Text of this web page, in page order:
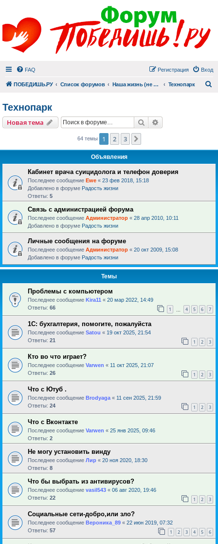
FAQ Вход
Регистрация
ПОБЕДИШЬ.РУ Список форумов Наша жизнь (не всё же о суициде!) Технопарк
Технопарк
Новая тема Поиск
64 темы 1 2 3
Объявления
Кабинет врача суицидолога и телефон доверия
Последнее сообщение Ewe « 23 фев 2018, 15:18
Добавлено в форуме Радость жизни
Ответы: 5
Связь с администрацией форума
Последнее сообщение Администратор « 28 апр 2010, 10:11
Добавлено в форуме Радость жизни
Личные сообщения на форуме
Последнее сообщение Администратор « 20 окт 2009, 15:08
Добавлено в форуме Радость жизни
Темы
Проблемы с компьютером
Последнее сообщение Kira11 « 20 мар 2022, 14:49
Ответы: 66 1 4 5 6 7
1С: бухгалтерия, помогите, пожалуйста
Последнее сообщение Satou « 19 окт 2025, 21:54
Ответы: 21 1 2 3
Кто во что играет?
Последнее сообщение Varwen « 11 окт 2025, 21:07
Ответы: 26 1 2 3
Что с Ютуб .
Последнее сообщение Brodyaga « 11 сен 2025, 21:59
Ответы: 24 1 2 3
Что с Вконтакте
Последнее сообщение Varwen « 25 янв 2025, 09:46
Ответы: 2
Не могу установить винду
Последнее сообщение Лир « 20 ноя 2020, 18:30
Ответы: 8
Что бы выбрать из антивирусов?
Последнее сообщение vasil543 « 06 авг 2020, 19:46
Ответы: 22 1 2 3
Социальные сети-добро,или зло?
Последнее сообщение Вероника_89 « 22 июн 2019, 07:32
Ответы: 57 1 2 3 4 5 6